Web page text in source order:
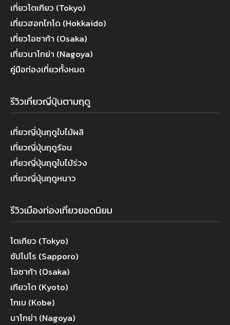
เที่ยวโตเกียว (Tokyo)
เที่ยวฮอกไกโด (Hokkaido)
เที่ยวโอซาก้า (Osaka)
เที่ยวนาโกย่า (Nagoya)
คู่มือท่องเที่ยวทั้งหมด
รีวิวเที่ยวญี่ปุ่นตามฤดู
เที่ยวญี่ปุ่นฤดูใบไม้ผลิ
เที่ยวญี่ปุ่นฤดูร้อน
เที่ยวญี่ปุ่นฤดูใบไม้ร่วง
เที่ยวญี่ปุ่นฤดูหนาว
รีวิวเมืองท่องเที่ยวยอดนิยม
โตเกียว (Tokyo)
ซัปโปโร (Sapporo)
โอซาก้า (Osaka)
เกียวโต (Kyoto)
โกเบ (Kobe)
นาโกย่า (Nagoya)